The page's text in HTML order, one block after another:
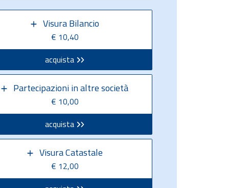
Visura Bilancio
€ 10,40
acquista
Partecipazioni in altre società
€ 10,00
acquista
Visura Catastale
€ 12,00